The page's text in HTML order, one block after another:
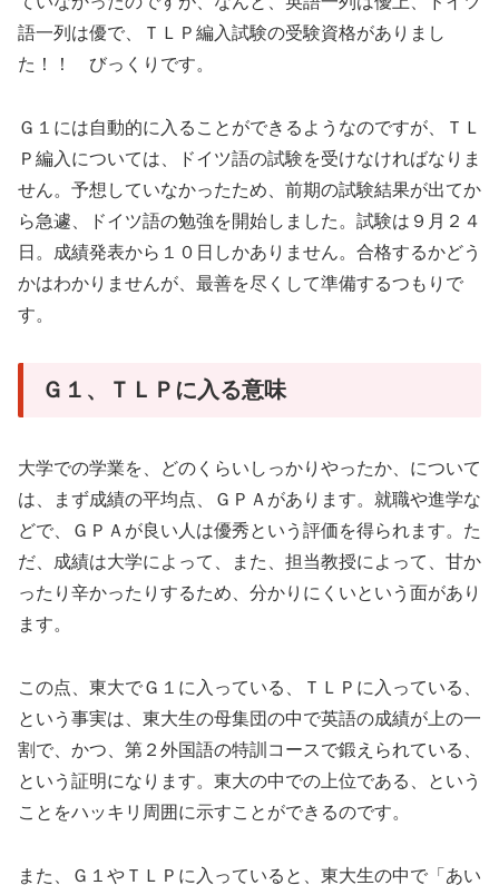
語一列は優で、ＴＬＰ編入試験の受験資格がありまし
た！！ びっくりです。
Ｇ１には自動的に入ることができるようなのですが、ＴＬ
Ｐ編入については、ドイツ語の試験を受けなければなりま
せん。予想していなかったため、前期の試験結果が出てか
ら急遽、ドイツ語の勉強を開始しました。試験は９月２４
日。成績発表から１０日しかありません。合格するかどう
かはわかりませんが、最善を尽くして準備するつもりで
す。
Ｇ１、ＴＬＰに入る意味
大学での学業を、どのくらいしっかりやったか、について
は、まず成績の平均点、ＧＰＡがあります。就職や進学な
どで、ＧＰＡが良い人は優秀という評価を得られます。た
だ、成績は大学によって、また、担当教授によって、甘か
ったり辛かったりするため、分かりにくいという面があり
ます。
この点、東大でＧ１に入っている、ＴＬＰに入っている、
という事実は、東大生の母集団の中で英語の成績が上の一
割で、かつ、第２外国語の特訓コースで鍛えられている、
という証明になります。東大の中での上位である、という
ことをハッキリ周囲に示すことができるのです。
また、Ｇ１やＴＬＰに入っていると、東大生の中で「あい